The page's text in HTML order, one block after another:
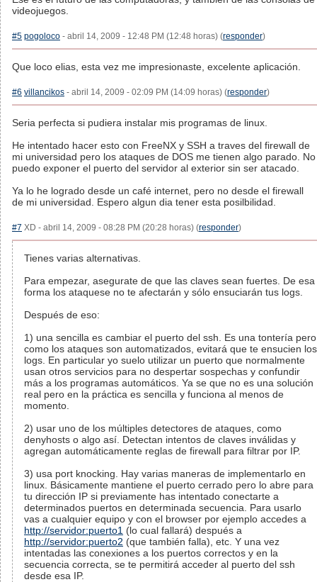
videojuegos.
#5 pogoloco - abril 14, 2009 - 12:48 PM (12:48 horas) (responder)
Que loco elias, esta vez me impresionaste, excelente aplicación.
#6 villancikos - abril 14, 2009 - 02:09 PM (14:09 horas) (responder)
Seria perfecta si pudiera instalar mis programas de linux.
He intentado hacer esto con FreeNX y SSH a traves del firewall de
mi universidad pero los ataques de DOS me tienen algo parado. No
puedo exponer el puerto del servidor al exterior sin ser atacado.
Ya lo he logrado desde un café internet, pero no desde el firewall
de mi universidad. Espero algun dia tener esta posilbilidad.
#7 XD - abril 14, 2009 - 08:28 PM (20:28 horas) (responder)
Tienes varias alternativas.
Para empezar, asegurate de que las claves sean fuertes. De esa
forma los ataquese no te afectarán y sólo ensuciarán tus logs.
Después de eso:
1) una sencilla es cambiar el puerto del ssh. Es una tontería pero
como los ataques son automatizados, evitará que te ensucien los
logs. En particular yo suelo utilizar un puerto que normalmente
usan otros servicios para no despertar sospechas y confundir
más a los programas automáticos. Ya se que no es una solución
real pero en la práctica es sencilla y funciona al menos de
momento.
2) usar uno de los múltiples detectores de ataques, como
denyhosts o algo así. Detectan intentos de claves inválidas y
agregan automáticamente reglas de firewall para filtrar por IP.
3) usa port knocking. Hay varias maneras de implementarlo en
linux. Básicamente mantiene el puerto cerrado pero lo abre para
tu dirección IP si previamente has intentado conectarte a
determinados puertos en determinada secuencia. Para usarlo
vas a cualquier equipo y con el browser por ejemplo accedes a
http://servidor:puerto1 (lo cual fallará) después a
http://servidor:puerto2 (que también falla), etc. Y una vez
intentadas las conexiones a los puertos correctos y en la
secuencia correcta, se te permitirá acceder al puerto del ssh
desde esa IP.